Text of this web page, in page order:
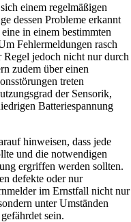
einem regelmäßigen
dessen Probleme erkannt
in einem bestimmten
Fehlermeldungen rasch
Regel jedoch nicht nur durch
zudem über einen
treten
der Sensorik,
Batteriespannung
hinweisen, dass jede
und die notwendigen
ergriffen werden sollten.
defekte oder nur
im Ernstfall nicht nur
unter Umständen
sein.